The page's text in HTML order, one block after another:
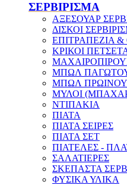
ΣΕΡΒΙΡΙΣΜΑ
ΑΞΕΣΟΥΑΡ
ΔΙΣΚΟΙ
ΕΠΙΤΡΑΠΕΖΙΑ
ΚΡΙΚΟΙ
ΜΠΩΛ
ΜΠΩΛ ΠΡΩΙΝΟΥ
ΜΥΛΟΙ
ΝΤΙΠΑΚΙΑ
ΠΙΑΤΑ
ΠΙΑΤΑ ΣΕΙΡΕΣ
ΠΙΑΤΑ ΣΕΤ
ΠΙΑΤΕΛΕΣ -
ΣΑΛΑΤΙΕΡΕΣ
ΣΚΕΠΑΣΤΑ
ΦΥΣΙΚΑ ΥΛΙΚΑ